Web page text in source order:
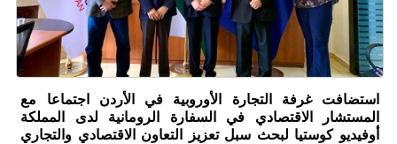
استضافت غرفة التجارة الأوروبية في الأردن اجتماعا مع
المستشار الاقتصادي في السفارة الرومانية لدى المملكة
أوفيديو كوستيا لبحث سبل تعزيز التعاون الاقتصادي والتجاري